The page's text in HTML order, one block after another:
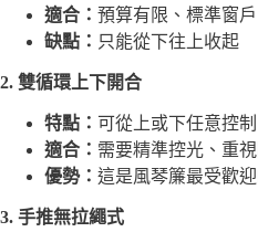
適合： 預算有限、標準窗戶
缺點： 只能從下往上收起
2. 雙循環上下開合
特點： 可從上或下任意控
適合： 需要精準控光、重
優勢： 這是風琴簾最受歡
3. 手推無拉繩式